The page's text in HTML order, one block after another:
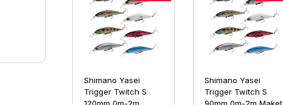
Shimano Yasei
Trigger Twitch S
Shimano Yasei
Trigger Twitch S